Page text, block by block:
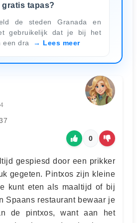
gratis tapas?
de steden Granada en
gebruikelijk dat je bij het
een dra
Lees meer
0
gespiesd door een prikker
gegeten. Pintxos zijn kleine
kunt eten als maaltijd of bij
Spaans restaurant bewaar je
de pintxos, want aan het